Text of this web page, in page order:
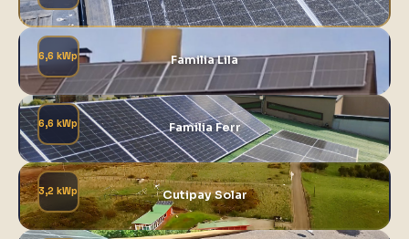
Familia Lila
6,6 kWp
Familia Ferr
6,6 kWp
Cutipay Solar
3,2 kWp